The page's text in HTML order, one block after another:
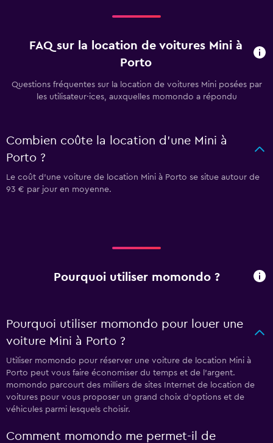
FAQ sur la location de voitures Mini à
Porto
Questions fréquentes sur la location de voitures Mini posées par
les utilisateur·ices, auxquelles momondo a répondu
Combien coûte la location d'une Mini à
Porto ?
Le coût d'une voiture de location Mini à Porto se situe autour de
93 € par jour en moyenne.
Pourquoi utiliser momondo ?
Pourquoi utiliser momondo pour louer une
voiture Mini à Porto ?
Utiliser momondo pour réserver une voiture de location Mini à
Porto peut vous faire économiser du temps et de l'argent.
momondo parcourt des milliers de sites Internet de location de
voitures pour vous proposer un grand choix d'options et de
véhicules parmi lesquels choisir.
Comment momondo me permet-il de